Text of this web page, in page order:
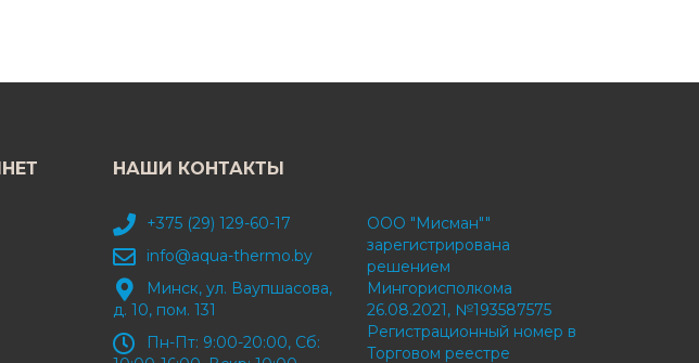
НАШИ КОНТАКТЫ
+375 (29) 129-60-17
info@aqua-thermo.by
Минск, ул. Ваупшасова,
д. 10, пом. 131
Пн-Пт: 9:00-20:00, Сб:
ООО "Мисман""
зарегистрирована
решением
Мингорисполкома
26.08.2021, №193587575
Регистрационный номер в
Торговом реестре